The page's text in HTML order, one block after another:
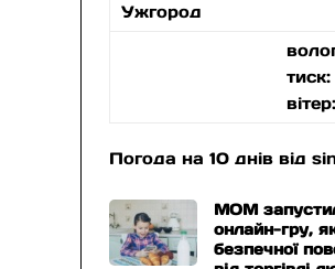
Ужгород
тиск:
вітер:
Погода на 10 днів від
МОМ
онлайн-гру,
безпечної